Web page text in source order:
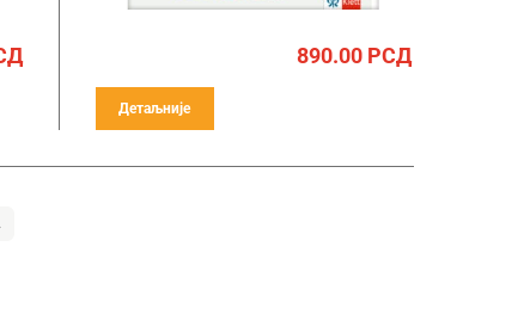
890.00РСД
Детаљније